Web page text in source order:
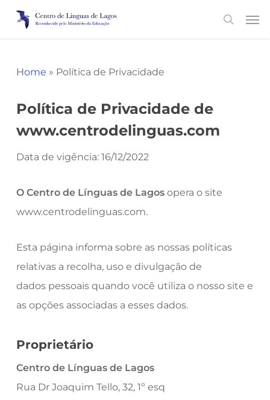
Skip
content
search
Home » Política de Privacidade
Política de Privacidade de
www.centrodelinguas.com
Data de vigência: 16/12/2022
O Centro de Línguas de Lagosopera o site
www.centrodelinguas.com.
Esta página informa sobre as nossas políticas
relativas a recolha, uso e divulgação de
dados pessoais quando você utiliza o nosso site e
as opções associadas a esses dados.
Proprietário
Centro de Línguas de Lagos
Rua Dr Joaquim Tello, 32, 1º esq